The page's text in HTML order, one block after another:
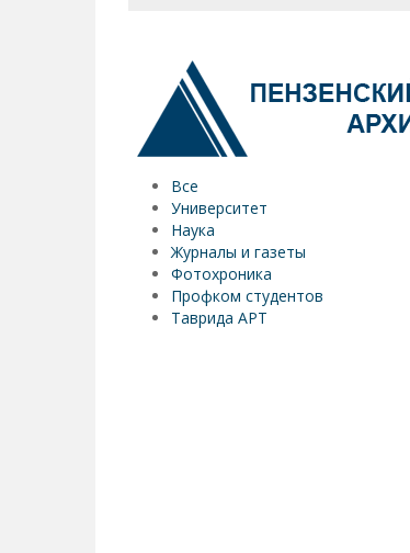
Все
Университет
Наука
Журналы и газеты
Фотохроника
Профком студентов
Таврида АРТ